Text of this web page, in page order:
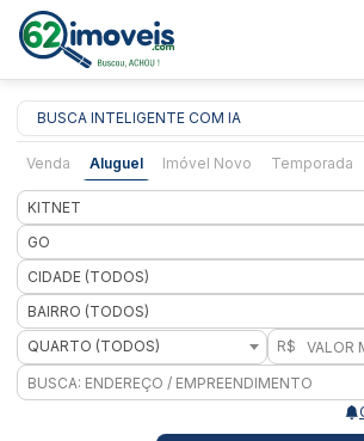
BUSCA INTELIGENTE COM IA
Venda Aluguel Imóvel Novo Temporada
KITNET
GO
CIDADE (TODOS)
BAIRRO (TODOS)
QUARTO (TODOS)
R$